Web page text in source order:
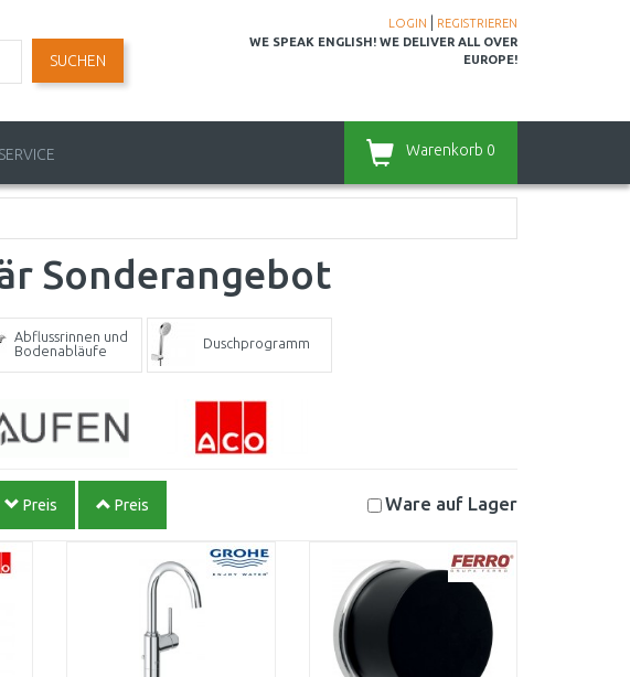
LOGIN
REGISTRIEREN
WE SPEAK ENGLISH! WE DELIVER ALL OVER
EUROPE!
SUCHEN
Warenkorb 0
Sonderangebot
Abflussrinnen und
Bodenabläufe
Duschprogramm
Preis Preis Ware auf Lager